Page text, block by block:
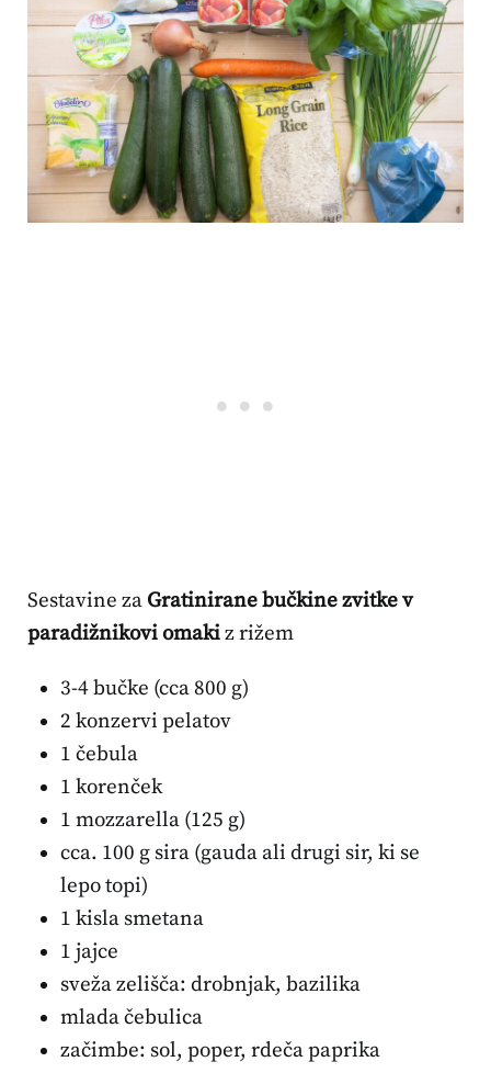
Sestavine za Gratinirane bučkine zvitke v
paradižnikovi omakiz rižem
3-4 bučke (cca 800 g)
2 konzervi pelatov
1 čebula
1 korenček
1 mozzarella (125 g)
cca. 100 g sira (gauda ali drugi sir, ki se
lepo topi)
1 kisla smetana
1 jajce
sveža zelišča: drobnjak, bazilika
mlada čebulica
začimbe: sol, poper, rdeča paprika